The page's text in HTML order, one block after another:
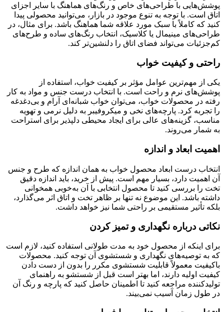
پوشش‌هایی با طراحی‌های خاص و رنگ‌های هماهنگ با سایر اجزای
اتاق است. با توجه به تنوع موجود در بازار، می‌توانید محصولی پیدا
کنید که کاملاً با سبک مورد علاقه شما هماهنگ باشد. برای مثال، در
طراحی‌های مینیمال یا کلاسیک، انتخاب رنگ‌های ساده و طرح‌های
کم‌جزئیات می‌تواند فضای اتاق را دلنشین‌تر کند.
راحتی و کیفیت خواب
یکی از مهم‌ترین عوامل مؤثر بر کیفیت خواب، استفاده از
پوشش‌های نرم و راحت است. با انتخاب درست جنس و مواد به کار
رفته در محصولات خواب، می‌توان خواب شبانه‌ای آرام و بی‌دغدغه
را تجربه کرد. پارچه‌های نخی و میکروفیبر به دلیل نرمی و تهویه
مناسب، گزینه‌های عالی برای ایجاد محیطی دلپذیر برای استراحت
به شمار می‌روند.
اهمیت ابعاد و اندازه
انتخاب درست ابعاد محصول خواب به همان اندازه که طرح و جنس
آن اهمیت دارد، بسیار مهم است. پیش از خرید، باید اندازه دقیق
تخت را بررسی کنید تا محصول انتخابی با آن به‌خوبی همخوانی
داشته باشد. این موضوع نه تنها بر ظاهر تخت و اتاق اثر می‌گذارد،
بلکه تأثیر مستقیمی بر راحتی شما نیز خواهد داشت.
نکاتی درباره نگهداری و تمیز کردن
برای اینکه از محصول خود به مدت طولانی استفاده کنید، لازم است
که به توصیه‌های نگهداری و شستشوی آن توجه کنید. محصولات
باکیفیت معمولاً قابلیت شستشوی مکرر را بدون از دست دادن
کیفیت اولیه دارند، اما بهتر است قبل از شستشو به راهنمای
تولیدکننده مراجعه کنید تا اطمینان حاصل کنید که پارچه و رنگ آن
در طول زمان آسیب نمی‌بیند.